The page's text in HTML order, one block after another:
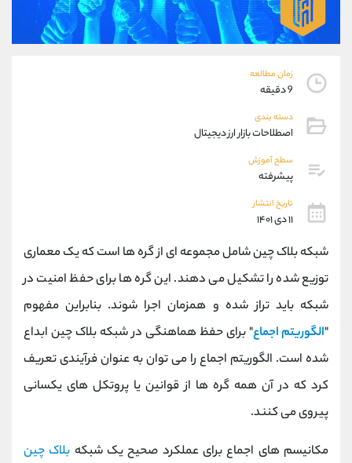
زمان مطالعه
9 دقیقه
دسته بندی
اصطلاحات بازار ارز دیجیتال
سطح آموزش
پیشرفته
تاریخ انتشار
۱۱ دی ۱۴۰۱
شبکه بلاک چین شامل مجموعه ای از گره ها است که یک معماری
توزیع شده را تشکیل می دهند. این گره ها برای حفظ امنیت در
شبکه باید تراز شده و همزمان اجرا شوند. بنابراین مفهوم
"الگوریتم اجماع" برای حفظ هماهنگی در شبکه بلاک چین ابداع
شده است. الگوریتم اجماع را می توان به عنوان فرآیندی تعریف
کرد که در آن همه گره ها از قوانین یا پروتکل های یکسانی
پیروی می کنند.
مکانیسم های اجماع برای عملکرد صحیح یک شبکه بلاک چین
09927779040
واتساپ شروع گفتگو
تلگرام @Armteam_admin_por
موبایل
تلگرام
تلفن 021-22021030
تلفن 021-22021040
بدون پیش شماره 90001030
کانال تلگرام @alirezamehrabi_com
کانال بله @alirezamehrabi_official